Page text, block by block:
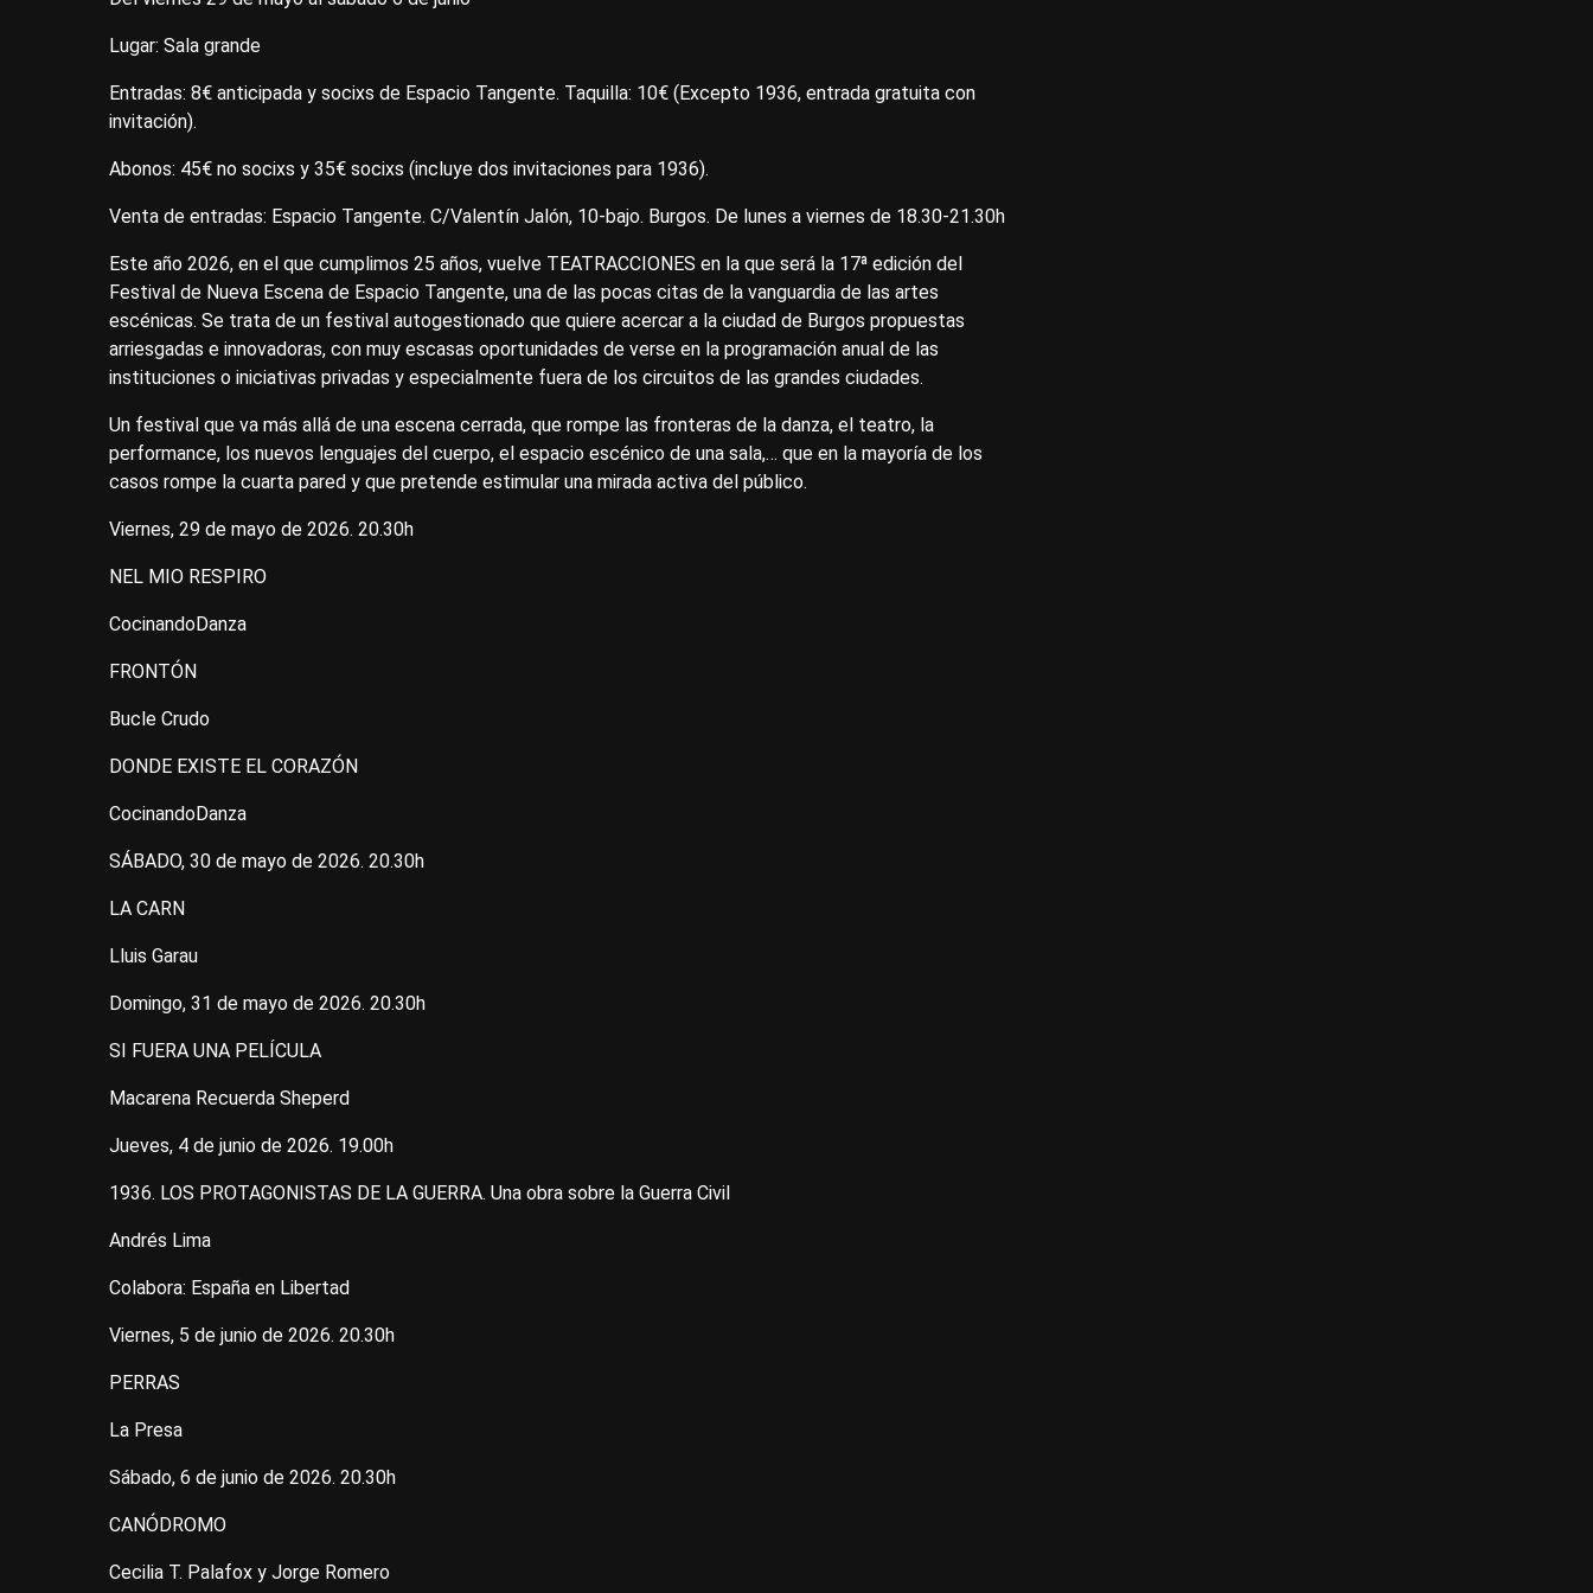
Lugar: Sala grande
Entradas: 8€ anticipada y socixs de Espacio Tangente. Taquilla: 10€ (Excepto 1936, entrada gratuita con
invitación).
Abonos: 45€ no socixs y 35€ socixs (incluye dos invitaciones para 1936).
Venta de entradas: Espacio Tangente. C/Valentín Jalón, 10-bajo. Burgos. De lunes a viernes de 18.30-21.30h
Este año 2026, en el que cumplimos 25 años, vuelve TEATRACCIONES en la que será la 17ª edición del
Festival de Nueva Escena de Espacio Tangente, una de las pocas citas de la vanguardia de las artes
escénicas. Se trata de un festival autogestionado que quiere acercar a la ciudad de Burgos propuestas
arriesgadas e innovadoras, con muy escasas oportunidades de verse en la programación anual de las
instituciones o iniciativas privadas y especialmente fuera de los circuitos de las grandes ciudades.
Un festival que va más allá de una escena cerrada, que rompe las fronteras de la danza, el teatro, la
performance, los nuevos lenguajes del cuerpo, el espacio escénico de una sala,… que en la mayoría de los
casos rompe la cuarta pared y que pretende estimular una mirada activa del público.
Viernes, 29 de mayo de 2026. 20.30h
NEL MIO RESPIRO
CocinandoDanza
FRONTÓN
Bucle Crudo
DONDE EXISTE EL CORAZÓN
CocinandoDanza
SÁBADO, 30 de mayo de 2026. 20.30h
LA CARN
Lluis Garau
Domingo, 31 de mayo de 2026. 20.30h
SI FUERA UNA PELÍCULA
Macarena Recuerda Sheperd
Jueves, 4 de junio de 2026. 19.00h
1936. LOS PROTAGONISTAS DE LA GUERRA. Una obra sobre la Guerra Civil
Andrés Lima
Colabora: España en Libertad
Viernes, 5 de junio de 2026. 20.30h
PERRAS
La Presa
Sábado, 6 de junio de 2026. 20.30h
CANÓDROMO
Cecilia T. Palafox y Jorge Romero